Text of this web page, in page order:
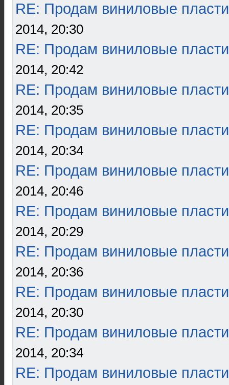
RE: Продам виниловые
2014, 20:30
RE: Продам виниловые
2014, 20:42
RE: Продам виниловые
2014, 20:35
RE: Продам виниловые
2014, 20:34
RE: Продам виниловые
2014, 20:46
RE: Продам виниловые
2014, 20:29
RE: Продам виниловые
2014, 20:36
RE: Продам виниловые
2014, 20:30
RE: Продам виниловые
2014, 20:34
RE: Продам виниловые